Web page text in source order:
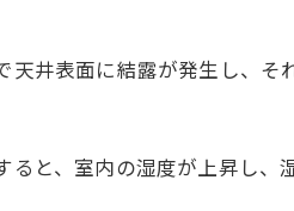
天井表面に結露が発生し、そ
ると、室内の湿度が上昇し、